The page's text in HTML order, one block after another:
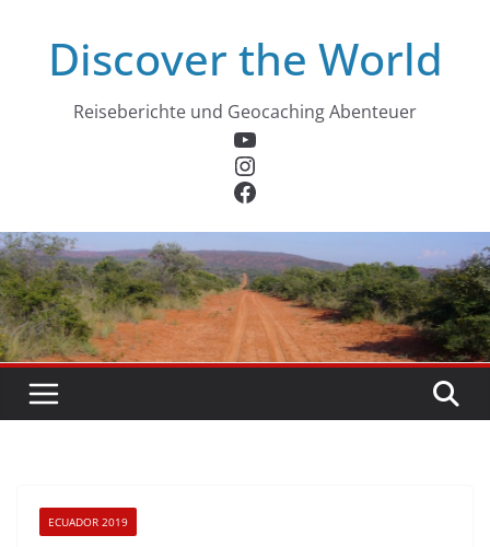
springenDiscover the World
Reiseberichte und Geocaching Abenteuer
YouTube
Instagram
Facebook
ECUADOR 2019